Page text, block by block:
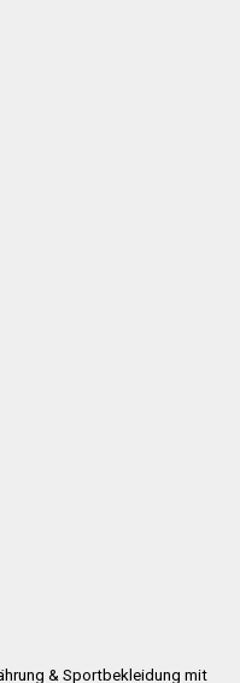
& Sportbekleidung mit